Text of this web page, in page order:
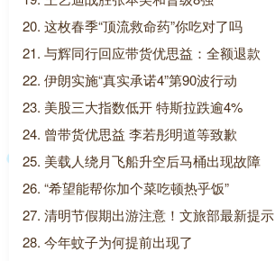
20. 这枚春季“顶流救命药”你吃对了吗
21. 与辉同行回应带货优思益：全额退款
22. 伊朗实施“真实承诺4”第90波行动
23. 美股三大指数低开 特斯拉跌逾4%
24. 曾带货优思益 李若彤明道等致歉
25. 美载人绕月飞船升空后马桶出现故障
26. “希望能帮你加个菜吃顿热乎饭”
27. 清明节假期出游注意！文旅部最新提示
28. 今年蚊子为何提前出现了